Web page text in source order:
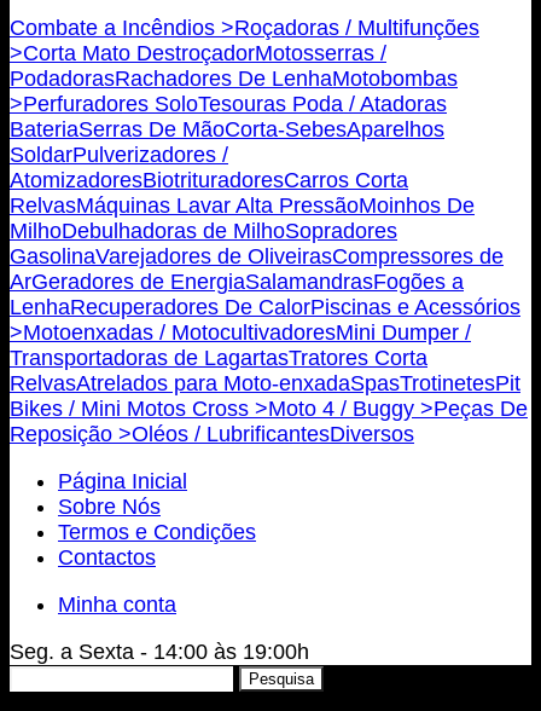
Combate a Incêndios >Roçadoras / Multifunções
>Corta Mato DestroçadorMotosserras /
PodadorasRachadores De LenhaMotobombas
>Perfuradores SoloTesouras Poda / Atadoras
BateriaSerras De MãoCorta-SebesAparelhos
SoldarPulverizadores /
AtomizadoresBiotrituradoresCarros Corta
RelvasMáquinas Lavar Alta PressãoMoinhos De
MilhoDebulhadoras de MilhoSopradores
GasolinaVarejadores de OliveirasCompressores de
ArGeradores de EnergiaSalamandrasFogões a
LenhaRecuperadores De CalorPiscinas e Acessórios
>Motoenxadas / MotocultivadoresMini Dumper /
Transportadoras de LagartasTratores Corta
RelvasAtrelados para Moto-enxadaSpasTrotinetesPit
Bikes / Mini Motos Cross >Moto 4 / Buggy >Peças De
Reposição >Oléos / LubrificantesDiversos
Página Inicial
Sobre Nós
Termos e Condições
Contactos
Minha conta
Seg. a Sexta - 14:00 às 19:00h
Pesquisa